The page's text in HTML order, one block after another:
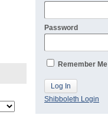
Password
Remember Me
Shibboleth Login